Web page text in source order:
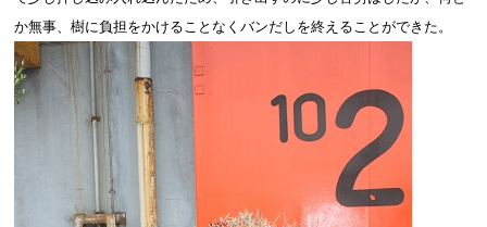
か無事、樹に負担をかけることなくバンだしを終えることができた。